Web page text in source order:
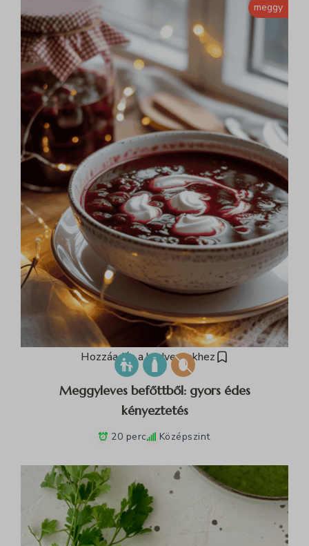
Hozzáadás a kedvencekhez
meggy
Meggyleves befőttből: gyors édes
kényeztetés
20 perc Középszint